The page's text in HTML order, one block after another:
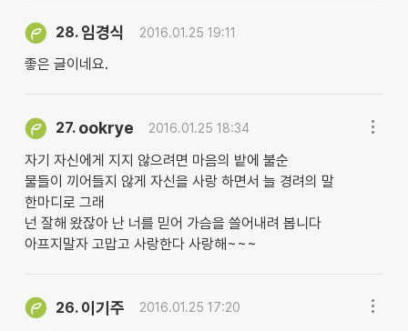
28. 임경식 2016.01.25 19:11
좋은 글이네요.
27. ookrye 2016.01.25 18:34
자기 자신에게 지지 않으려면 마음의 밭에 불순
물들이 끼어들지 않게 자신을 사랑 하면서 늘 경려의 말
한마디로 그래
넌 잘해 왔잖아 난 너를 믿어 가슴을 쓸어내려 봅니다
아프지말자 고맙고 사랑한다 사랑해~~~
26. 이기주 2016.01.25 17:20